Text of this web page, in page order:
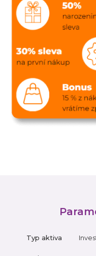
Typ aktiva